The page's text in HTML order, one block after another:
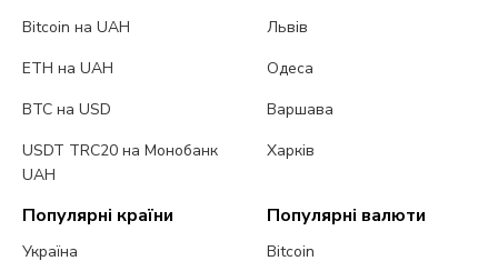
Bitcoin на UAH
ETH на UAH
BTC на USD
USDT TRC20 на Монобанк
UAH
Львів
Одеса
Варшава
Харків
Популярні країни
Україна
Популярні валюти
Bitcoin